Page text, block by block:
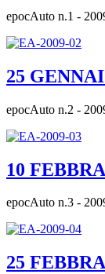
epocAuto n.1 -
25
epocAuto n.2 -
10
epocAuto n.3 -
25